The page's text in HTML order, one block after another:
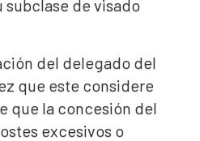
de visado
del delegado del
que este considere
que la concesión del
excesivos o